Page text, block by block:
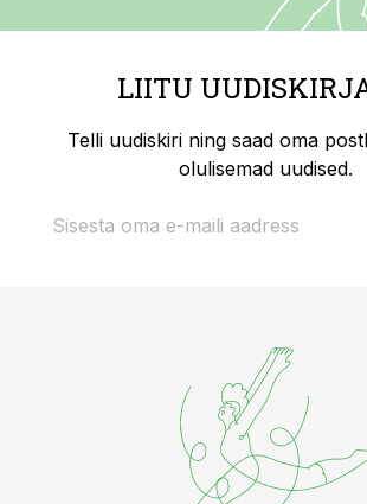
LIITU
Telli uudiskiri ning saad oma
olulisemad uudised.